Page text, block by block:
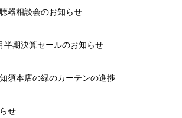
器相談会のお知らせ
半期決算セールのお知らせ
須本店の緑のカーテンの進捗
せ